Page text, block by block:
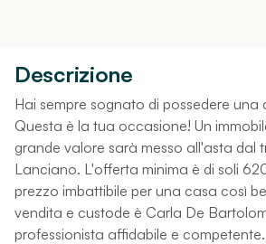
Descrizione
Hai sempre sognato di possedere
Questa è la tua occasione! Un
grande valore sarà messo all'asta dal
Lanciano. L'offerta minima è di soli
prezzo imbattibile per una casa così
vendita e custode è Carla De
professionista affidabile e